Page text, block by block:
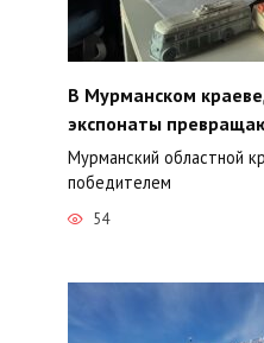
В Мурманском
экспонаты
Мурманский областной
победителем
54